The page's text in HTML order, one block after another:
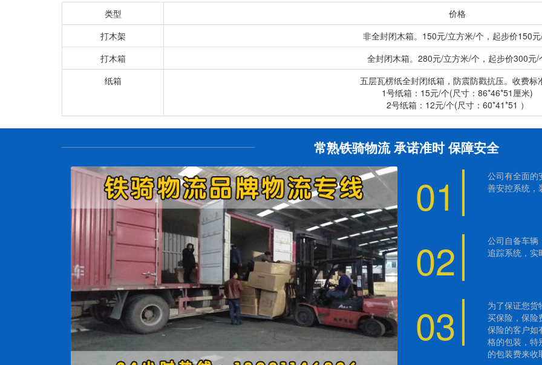
类型
价格
打木架
非全封闭木箱。150元/立方米/个，起步价150
打木箱
全封闭木箱。280元/立方米/个，起步价300元/
纸箱
五层瓦楞纸全封闭纸箱，防震防戳抗压。收费标
1号纸箱：15元/个(尺寸：86*46*51厘米)
2号纸箱：12元/个(尺寸：60*41*51 ）
常熟铁骑物流 承诺准时 保障安全
01
公司有全面的
善安控系统，
02
公司自备车辆
追踪系统，实
03
为了保证您货
买保险，保险
保险的客户如
格的包装，特
的包装费来收